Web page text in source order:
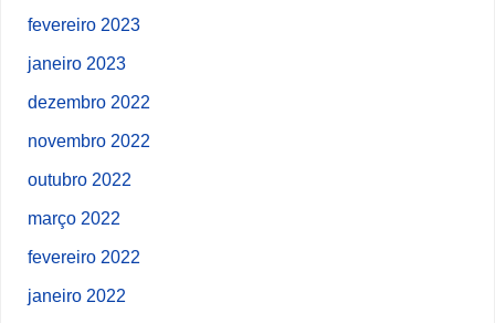
fevereiro 2023
janeiro 2023
dezembro 2022
novembro 2022
outubro 2022
março 2022
fevereiro 2022
janeiro 2022